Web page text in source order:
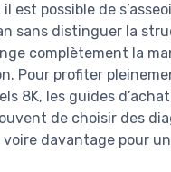
est possible de
sans distinguer la
complètement la
Pour profiter
8K, les guides d’achat
de choisir des
voire davantage pour